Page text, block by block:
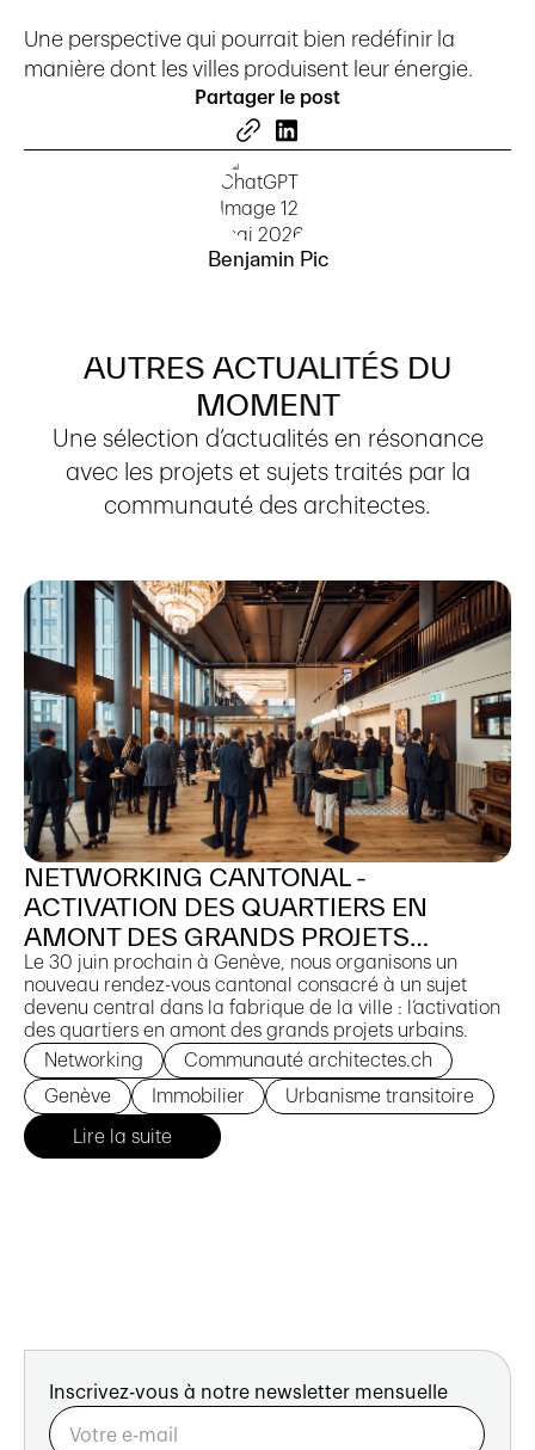
Une perspective qui pourrait bien redéfinir la
manière dont les villes produisent leur énergie.
Partager le post
Benjamin Pic
AUTRES ACTUALITÉS DU
MOMENT
Une sélection d’actualités en résonance
avec les projets et sujets traités par la
communauté des architectes.
NETWORKING CANTONAL -
ACTIVATION DES QUARTIERS EN
AMONT DES GRANDS PROJETS
URBAINS
Le 30 juin prochain à Genève, nous organisons un
nouveau rendez-vous cantonal consacré à un sujet
devenu central dans la fabrique de la ville : l’activation
des quartiers en amont des grands projets urbains.
Networking
Communauté architectes.ch
Genève
Immobilier Urbanisme transitoire
Lire la suite
Inscrivez-vous à notre newsletter mensuelle